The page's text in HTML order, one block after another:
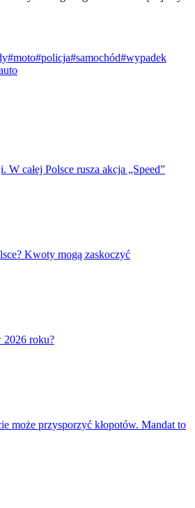
#moto#policja#samochód#wypadek
całej Polsce rusza akcja „Speed”
Kwoty mogą zaskoczyć
2026 roku?
może przysporzyć kłopotów. Mandat to